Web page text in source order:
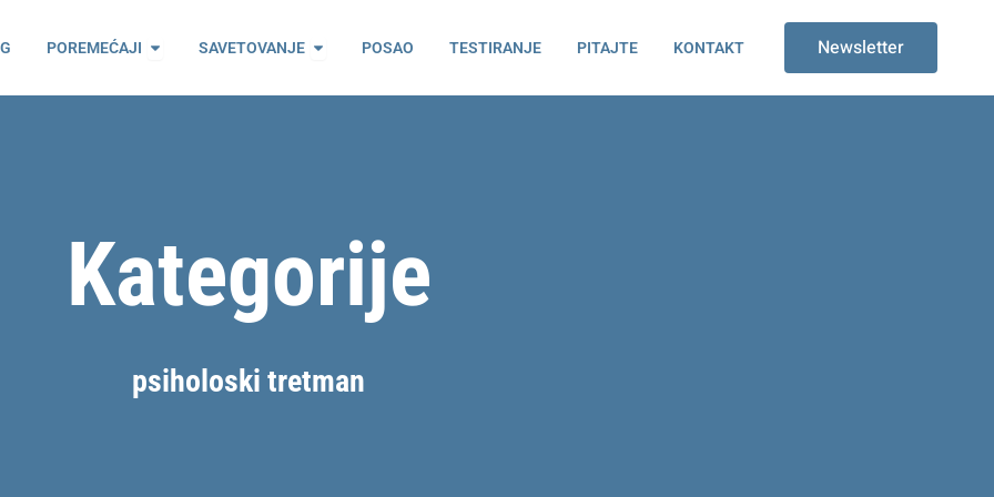
POREMEĆAJI Open Poremećaji
SAVETOVANJE Open Savetovanje
POSAO TESTIRANJE PITAJTE KONTAKT Newsletter
Kategorije
psiholoski tretman